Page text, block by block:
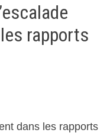
rapports
dans les rapports